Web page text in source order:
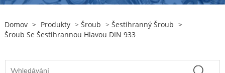
Domov > Produkty > Šroub > Šestihranný Šroub >
Šroub Se Šestihrannou Hlavou DIN 933